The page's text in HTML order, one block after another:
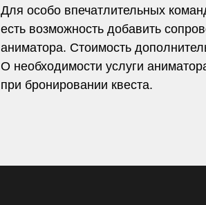
Для особо впечатлительных
есть возможность добавить
аниматора. Стоимость
О необходимости услуги
при бронировании квеста.